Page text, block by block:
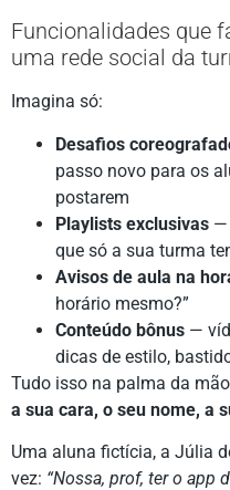
Funcionalidades que
uma rede social da
Imagina só:
Desafios
passo novo para os
postarem
Playlists exclusivas —
que só a sua turma
Avisos de aula na
horário mesmo?”
Conteúdo bônus —
dicas de estilo,
Tudo isso na palma da
a sua cara, o seu nome, a
Uma aluna fictícia, a Júlia
vez: “Nossa, prof, ter o app